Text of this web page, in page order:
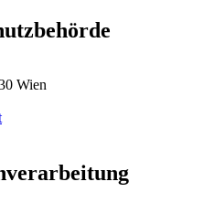
Wien